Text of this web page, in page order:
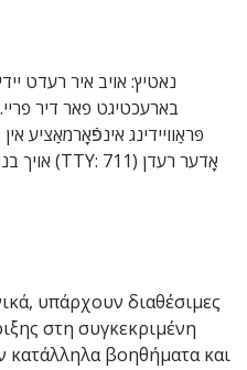
נאטיץ: אויב איר רעדט
בארעכטיגט פאר דיר
פּראַוויידינג אינפֿאָרמאַציע
υπάρχουν διαθέσιμες
στη συγκεκριμένη
κατάλληλα βοηθήματα και